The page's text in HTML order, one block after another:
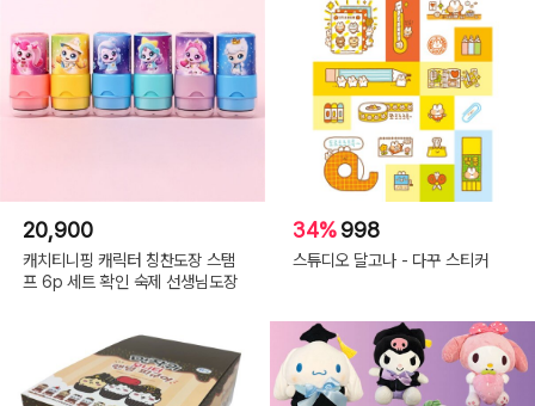
20,900
캐치티니핑 캐릭터 칭찬도장 스탬
프 6p 세트 확인 숙제 선생님도장
34%998
스튜디오 달고나 - 다꾸 스티커